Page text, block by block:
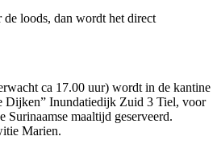
de loods, dan wordt het direct
ca 17.00 uur) wordt in de kantine
Dijken” Inundatiedijk Zuid 3 Tiel, voor
maaltijd geserveerd.
Marien.